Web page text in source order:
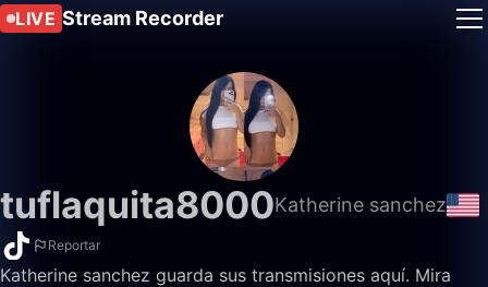
LIVE Stream Recorder
tuflaquita8000Katherine sanchez
Reportar
Katherine sanchez guarda sus transmisiones aquí. Mira